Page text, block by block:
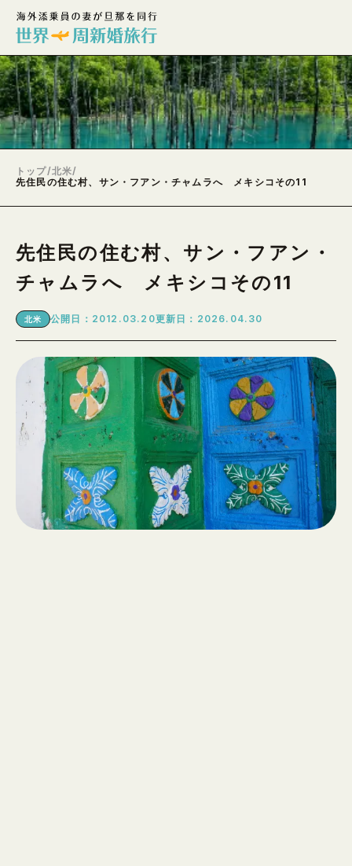
トップ/北米/
先住民の住む村、サン・フアン・チャムラへ メキシコその11
先住民の住む村、サン・フアン・
チャムラへ メキシコその11
北米 公開日：2012.03.20更新日：2026.04.30